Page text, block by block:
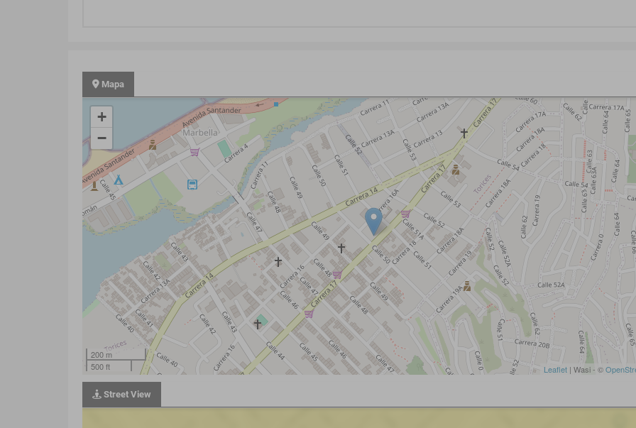
Mapa
+
−
200 m
500 ft
Leaflet | Wasi - ©
Street View